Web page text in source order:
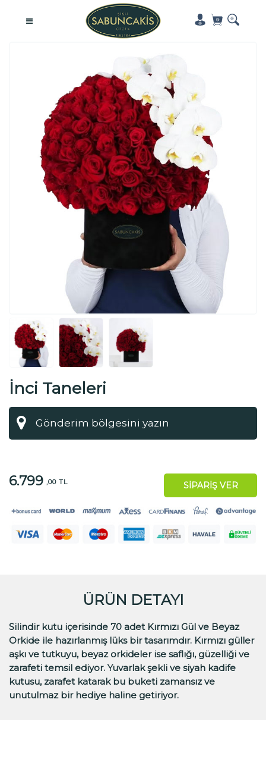
İnci Taneleri
6.799 ,00 TL SİPARİŞ VER
ÜRÜN DETAYI
Silindir kutu içerisinde 70 adet Kırmızı Gül ve Beyaz
Orkide ile hazırlanmış lüks bir tasarımdır. Kırmızı güller
aşkı ve tutkuyu, beyaz orkideler ise saflığı, güzelliği ve
zarafeti temsil ediyor. Yuvarlak şekli ve siyah kadife
kutusu, zarafet katarak bu buketi zamansız ve
unutulmaz bir hediye haline getiriyor.